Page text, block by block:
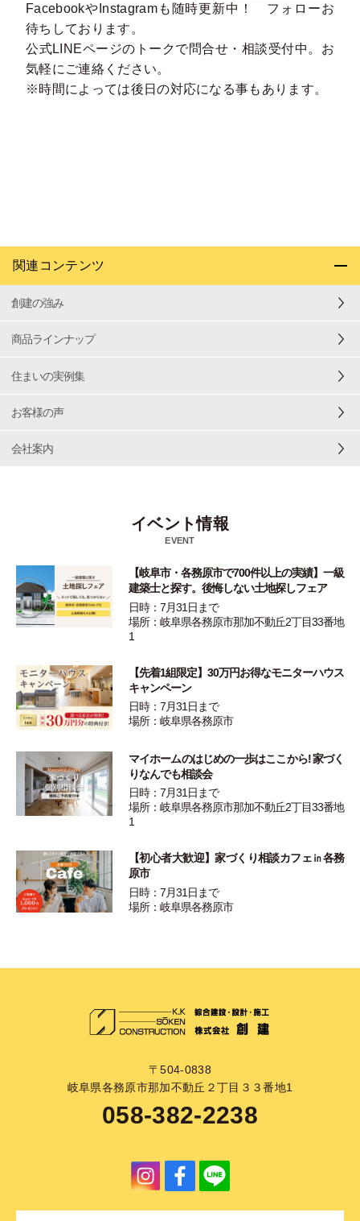
Facebookや Instagramも随時更新中！ フォローお
待ちしております。
公式LINEページのトークで問合せ・相談受付中。お
気軽にご連絡ください。
※時間によっては後日の対応になる事もあります。
関連コンテンツ
創建の強み
商品ラインナップ
住まいの実例集
お客様の声
会社案内
イベント情報
EVENT
【岐阜市・各務原市で700件以上の実績】一級
建築士と探す。後悔しない土地探しフェア
日時：7月31日まで
場所：岐阜県各務原市那加不動丘2丁目33番地
1
【先着1組限定】30万円お得なモニターハウス
キャンペーン
日時：7月31日まで
場所：岐阜県各務原市
マイホームのはじめの一歩はここから! 家づく
りなんでも相談会
日時：7月31日まで
場所：岐阜県各務原市那加不動丘2丁目33番地
1
【初心者大歓迎】家づくり相談カフェ㏌各務
原市
日時：7月31日まで
場所：岐阜県各務原市
〒504-0838
岐阜県各務原市那加不動丘２丁目３３番地1
058-382-2238